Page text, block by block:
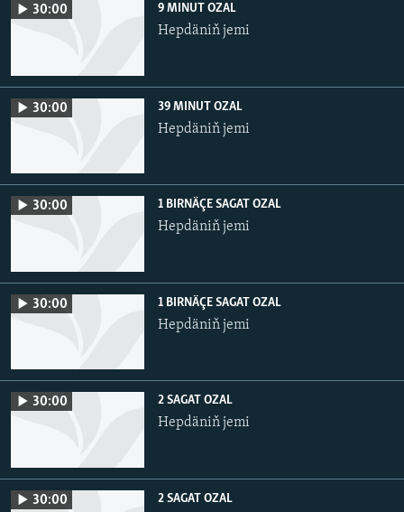
30:00 9 MINUT OZAL
Hepdäniň jemi
30:00 39 MINUT OZAL
Hepdäniň jemi
30:00 1 BIRNÄÇE SAGAT OZAL
Hepdäniň jemi
30:00 1 BIRNÄÇE SAGAT OZAL
Hepdäniň jemi
30:00 2 SAGAT OZAL
Hepdäniň jemi
30:00 2 SAGAT OZAL